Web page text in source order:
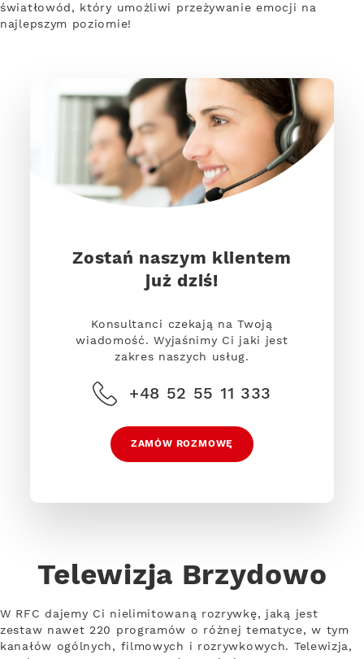
światłowód, który umożliwi przeżywanie emocji na
najlepszym poziomie!
Zostań naszym klientem
już dziś!
Konsultanci czekają na Twoją
wiadomość. Wyjaśnimy Ci jaki jest
zakres naszych usług.
+48 52 55 11 333
ZAMÓW ROZMOWĘ
Telewizja Brzydowo
W RFC dajemy Ci nielimitowaną rozrywkę, jaką jest
zestaw nawet 220 programów o różnej tematyce, w tym
kanałów ogólnych, filmowych i rozrywkowych. Telewizja,